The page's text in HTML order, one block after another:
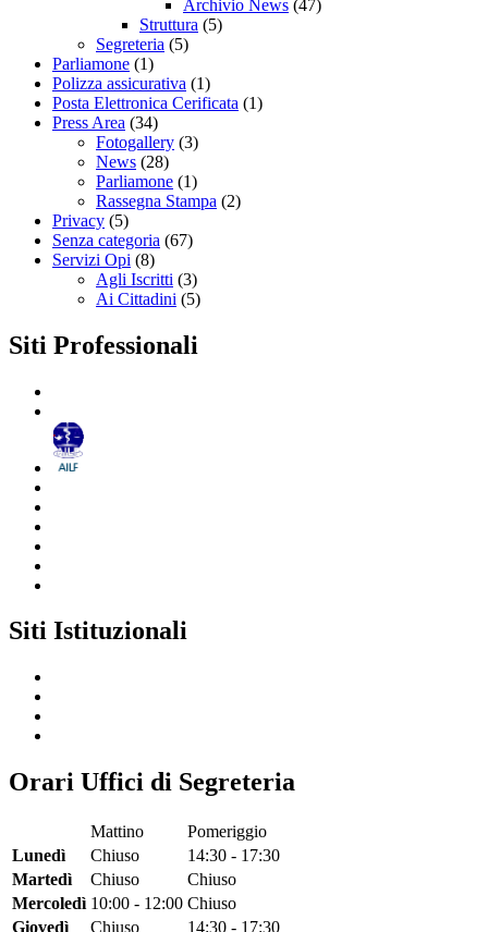
Archivio News (47)
Struttura (5)
Segreteria (5)
Parliamone (1)
Polizza assicurativa (1)
Posta Elettronica Cerificata (1)
Press Area (34)
Fotogallery (3)
News (28)
Parliamone (1)
Rassegna Stampa (2)
Privacy (5)
Senza categoria (67)
Servizi Opi (8)
Agli Iscritti (3)
Ai Cittadini (5)
Siti Professionali
Siti Istituzionali
Orari Uffici di Segreteria
Mattino
Pomeriggio
Lunedì
Chiuso
14:30 - 17:30
Martedì
Chiuso
Chiuso
Mercoledì 10:00 - 12:00 Chiuso
Giovedì
Chiuso 14:30 - 17:30